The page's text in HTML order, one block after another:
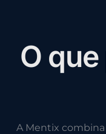
O que
A Mentix combina